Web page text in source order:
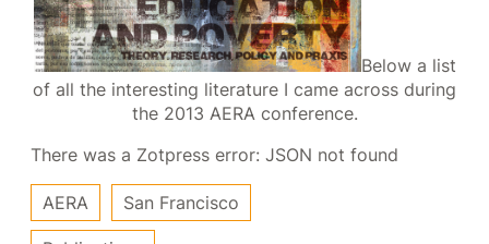
Below a list
of all the interesting literature I came across during
the 2013 AERA conference.
There was a Zotpress error: JSON not found
AERA San Francisco